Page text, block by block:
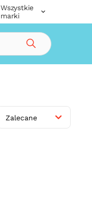
Wszystkie
marki
Szukaj
Zalecane